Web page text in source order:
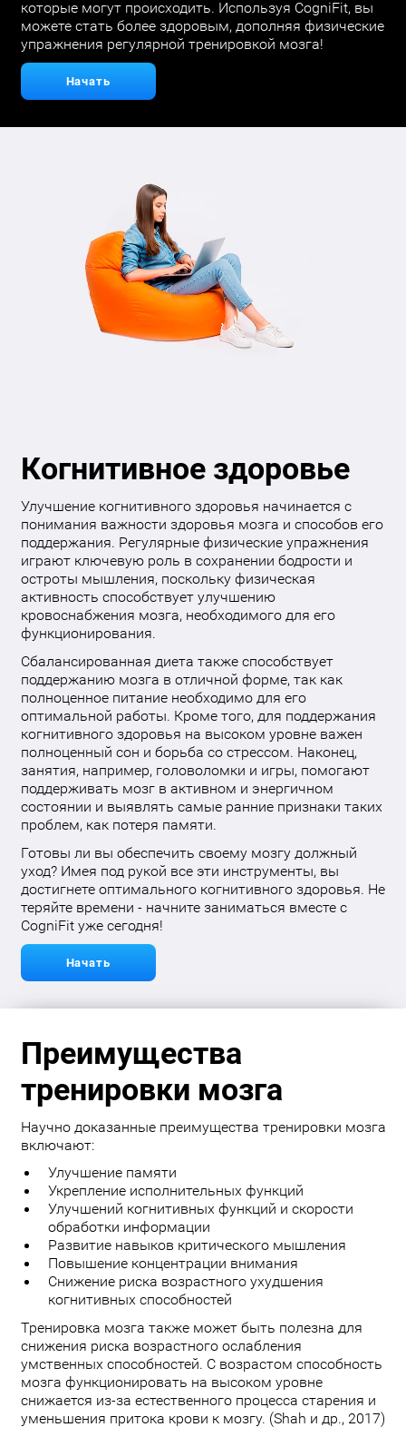
которые могут происходить. Используя CogniFit, вы
можете стать более здоровым, дополняя физические
упражнения регулярной тренировкой мозга!
Начать
Когнитивное здоровье
Улучшение когнитивного здоровья начинается с
понимания важности здоровья мозга и способов его
поддержания. Регулярные физические упражнения
играют ключевую роль в сохранении бодрости и
остроты мышления, поскольку физическая
активность способствует улучшению
кровоснабжения мозга, необходимого для его
функционирования.
Сбалансированная диета также способствует
поддержанию мозга в отличной форме, так как
полноценное питание необходимо для его
оптимальной работы. Кроме того, для поддержания
когнитивного здоровья на высоком уровне важен
полноценный сон и борьба со стрессом. Наконец,
занятия, например, головоломки и игры, помогают
поддерживать мозг в активном и энергичном
состоянии и выявлять самые ранние признаки таких
проблем, как потеря памяти.
Готовы ли вы обеспечить своему мозгу должный
уход? Имея под рукой все эти инструменты, вы
достигнете оптимального когнитивного здоровья. Не
теряйте времени - начните заниматься вместе с
CogniFit уже сегодня!
Начать
Преимущества
тренировки мозга
Научно доказанные преимущества тренировки мозга
включают:
Улучшение памяти
Укрепление исполнительных функций
Улучшений когнитивных функций и скорости
обработки информации
Развитие навыков критического мышления
Повышение концентрации внимания
Снижение риска возрастного ухудшения
когнитивных способностей
Тренировка мозга также может быть полезна для
снижения риска возрастного ослабления
умственных способностей. С возрастом способность
мозга функционировать на высоком уровне
снижается из-за естественного процесса старения и
уменьшения притока крови к мозгу. (Shah и др., 2017)